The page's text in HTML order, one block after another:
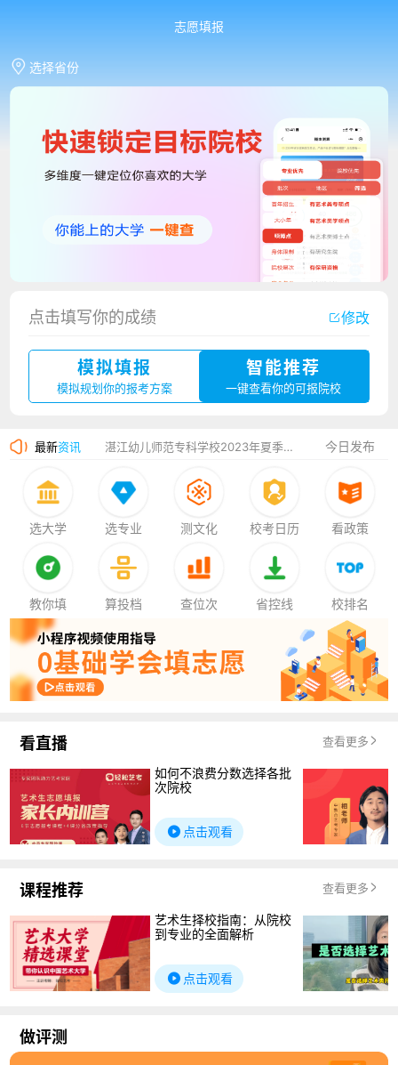
志愿填报
选择省份
点击填写你的成绩 修改
模拟填报
模拟规划你的报考方案
智能推荐
一键查看你的可报院校
最新资讯
厦门大学嘉庚学院2023年艺术类招生简章
湛江幼儿师范专科学校2023年夏季高考招生简章
香港中文大学（深圳）2023年夏季高考招生简章
今日发布
选大学 选专业 测文化 校考日历 看政策
教你填 算投档 查位次 省控线 校排名
看直播 查看更多
如何不浪费分数选择各批
次院校
点击观看
课程推荐 查看更多
艺术生择校指南：从院校
到专业的全面解析
点击观看
做评测